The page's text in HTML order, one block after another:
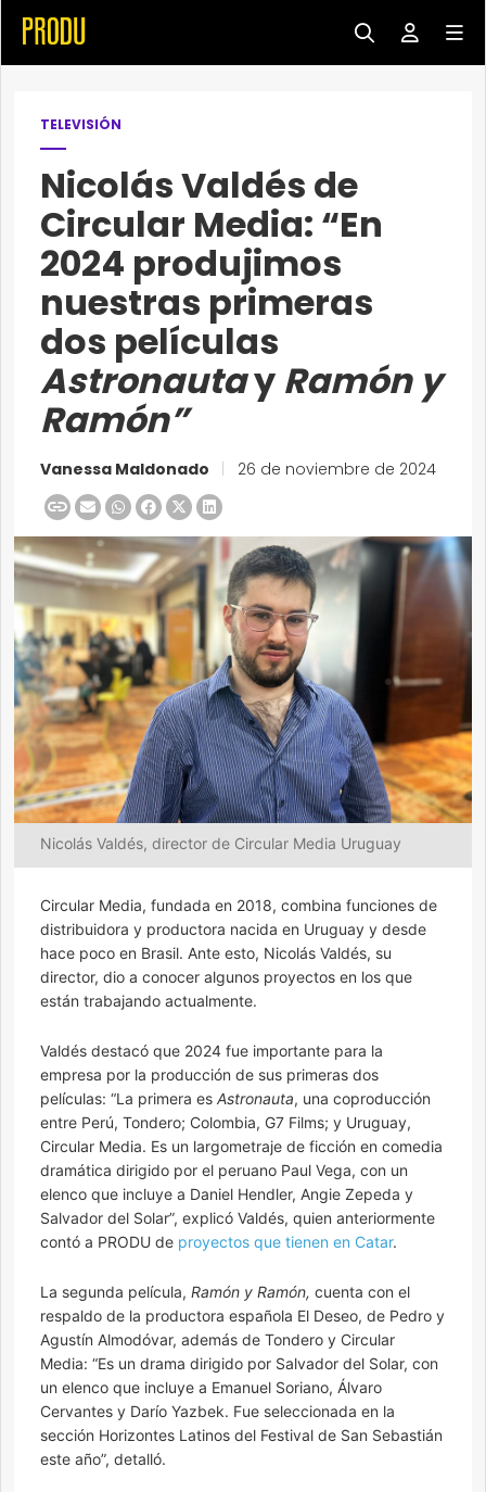
TELEVISIÓN
Nicolás Valdés de
Circular Media: “En
2024 produjimos
nuestras primeras
dos películas
Astronautay Ramón y
Ramón”
Vanessa Maldonado 26 de noviembre de 2024
Nicolás Valdés, director de Circular Media Uruguay
Circular Media, fundada en 2018, combina funciones de
distribuidora y productora nacida en Uruguay y desde
hace poco en Brasil. Ante esto, Nicolás Valdés, su
director, dio a conocer algunos proyectos en los que
están trabajando actualmente.
Valdés destacó que 2024 fue importante para la
empresa por la producción de sus primeras dos
películas: “La primera es Astronauta, una coproducción
entre Perú, Tondero; Colombia, G7 Films; y Uruguay,
Circular Media. Es un largometraje de ficción en comedia
dramática dirigido por el peruano Paul Vega, con un
elenco que incluye a Daniel Hendler, Angie Zepeda y
Salvador del Solar”, explicó Valdés, quien anteriormente
contó a PRODU de proyectos que tienen en Catar.
La segunda película, Ramón y Ramón, cuenta con el
respaldo de la productora española El Deseo, de Pedro y
Agustín Almodóvar, además de Tondero y Circular
Media: “Es un drama dirigido por Salvador del Solar, con
un elenco que incluye a Emanuel Soriano, Álvaro
Cervantes y Darío Yazbek. Fue seleccionada en la
sección Horizontes Latinos del Festival de San Sebastián
este año”, detalló.